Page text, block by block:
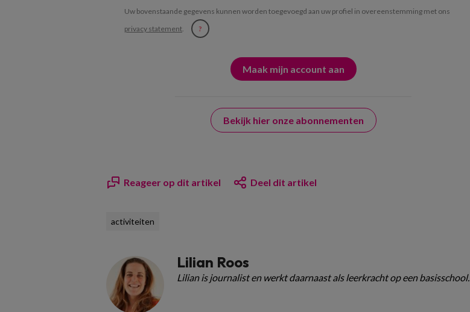
Uw bovenstaande gegevens kunnen worden toegevoegd aan uw profiel in overeenstemming met ons
privacy statement. ?
Bekijk hier onze abonnementen
Reageer op dit artikel Deel dit artikel
activiteiten
Lilian Roos
Lilian is journalist en werkt daarnaast als leerkracht op een basisschool.